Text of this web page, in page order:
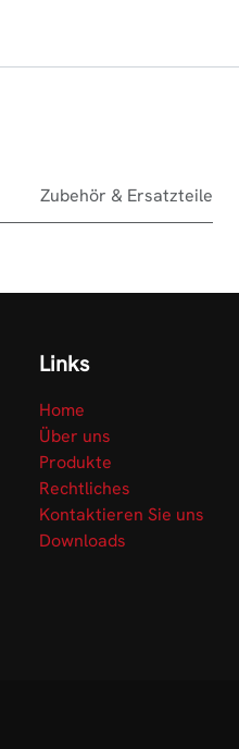
Zubehör & Ersatzteile
Links
Home
Über uns
Produkte
Rechtliches
Kontaktieren Sie uns
Downloads